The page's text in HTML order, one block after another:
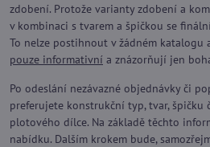
zdobení. Protože varianty zdobení a
v kombinaci s tvarem a špičkou se
To nelze postihnout v žádném katalogu
pouze informativní a znázorňují jen
Po odeslání nezávazné objednávky či
preferujete konstrukční typ, tvar, špičku
plotového dílce. Na základě těchto
nabídku. Dalším krokem bude,